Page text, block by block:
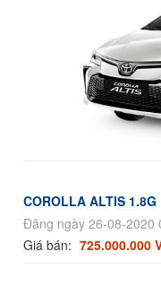
COROLLA ALTIS 1.8G
Đăng ngày 26-08-2020
Giá bán: 725.000.000